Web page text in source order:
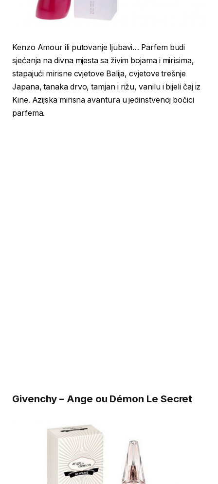
Kenzo Amour ili putovanje ljubavi… Parfem budi
sjećanja na divna mjesta sa živim bojama i mirisima,
stapajući mirisne cvjetove Balija, cvjetove trešnje
Japana, tanaka drvo, tamjan i rižu, vanilu i bijeli čaj iz
Kine. Azijska mirisna avantura u jedinstvenoj bočici
parfema.
Givenchy – Ange ou Démon Le Secret